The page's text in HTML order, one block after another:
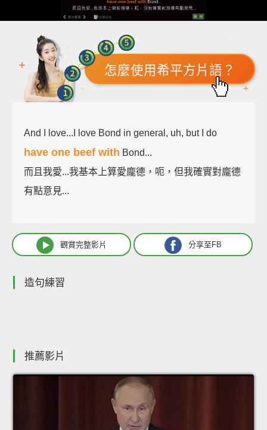
怎麼使用希平方片語？
And I love...I love Bond in general, uh, but I do
have one beef with Bond...
而且我愛...我基本上算愛龐德，呃，但我確實對龐德
有點意見...
觀賞完整影片 分享至FB
造句練習
推薦影片